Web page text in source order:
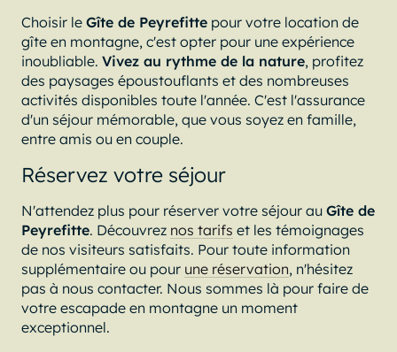
Choisir le Gîte de Peyrefitte pour votre location de
gîte en montagne, c'est opter pour une expérience
inoubliable. Vivez au rythme de la nature, profitez
des paysages époustouflants et des nombreuses
activités disponibles toute l'année. C'est l'assurance
d'un séjour mémorable, que vous soyez en famille,
entre amis ou en couple.
Réservez votre séjour
N'attendez plus pour réserver votre séjour au Gîte de
Peyrefitte. Découvrez nos tarifs et les témoignages
de nos visiteurs satisfaits. Pour toute information
supplémentaire ou pour une réservation, n'hésitez
pas à nous contacter. Nous sommes là pour faire de
votre escapade en montagne un moment
exceptionnel.